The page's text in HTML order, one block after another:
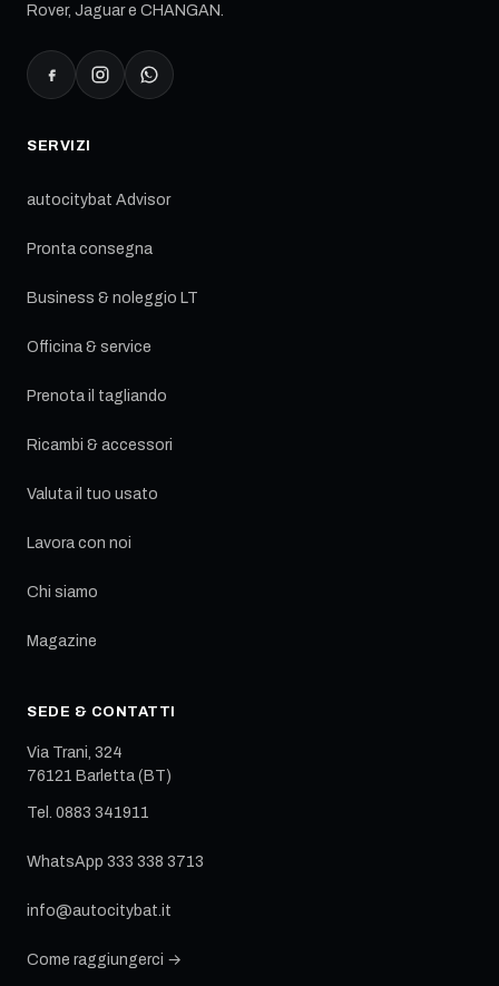
Rover, Jaguar e CHANGAN.
SERVIZI
autocitybat Advisor
Pronta consegna
Business & noleggio LT
Officina & service
Prenota il tagliando
Ricambi & accessori
Valuta il tuo usato
Lavora con noi
Chi siamo
Magazine
SEDE & CONTATTI
Via Trani, 324
76121 Barletta ( BT)
Tel. 0883 341911
WhatsApp 333 338 3713
info@autocitybat.it
Come raggiungerci →